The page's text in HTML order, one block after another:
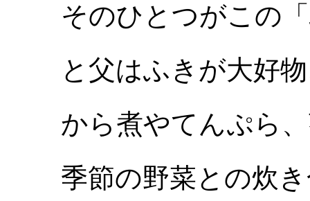
そのひとつがこの
と父はふきが大好
から煮やてんぷら
季節の野菜との炊